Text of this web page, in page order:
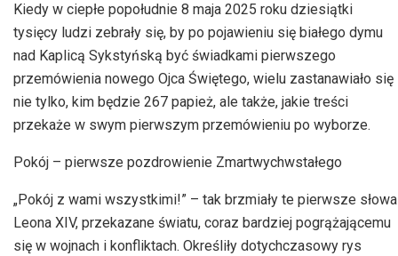
Kiedy w ciepłe popołudnie 8 maja 2025 roku dziesiątki
tysięcy ludzi zebrały się, by po pojawieniu się białego dymu
nad Kaplicą Sykstyńską być świadkami pierwszego
przemówienia nowego Ojca Świętego, wielu zastanawiało się
nie tylko, kim będzie 267 papież, ale także, jakie treści
przekaże w swym pierwszym przemówieniu po wyborze.
Pokój – pierwsze pozdrowienie Zmartwychwstałego
„Pokój z wami wszystkimi!” – tak brzmiały te pierwsze słowa
Leona XIV, przekazane światu, coraz bardziej pogrążającemu
się w wojnach i konfliktach. Określiły dotychczasowy rys